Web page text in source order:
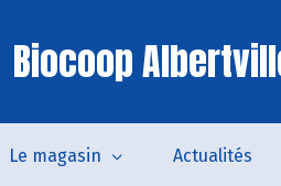
Biocoop
Le magasin Actualités